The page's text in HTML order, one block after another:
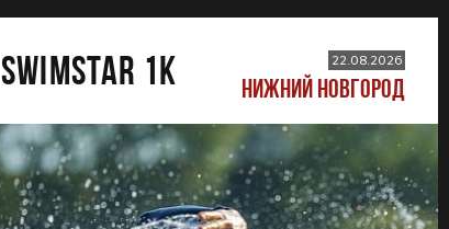
SWIMSTAR 1K 22.08.2026
НИЖНИЙ НОВГОРОД